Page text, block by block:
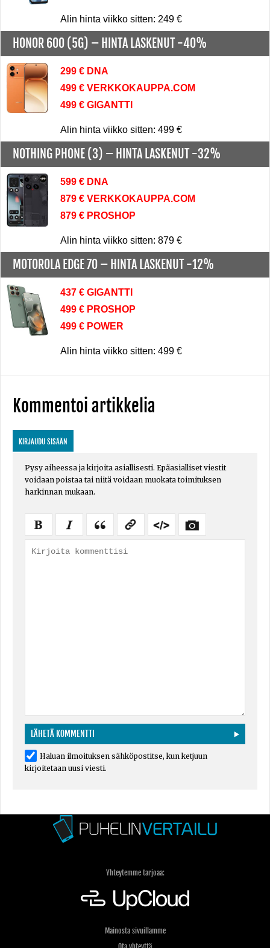
Alin hinta viikko sitten: 249 €
HONOR 600 (5G) – HINTA LASKENUT -40%
299 € DNA
499 € VERKKOKAUPPA.COM
499 € GIGANTTI
Alin hinta viikko sitten: 499 €
NOTHING PHONE (3) – HINTA LASKENUT -32%
599 € DNA
879 € VERKKOKAUPPA.COM
879 € PROSHOP
Alin hinta viikko sitten: 879 €
MOTOROLA EDGE 70 – HINTA LASKENUT -12%
437 € GIGANTTI
499 € PROSHOP
499 € POWER
Alin hinta viikko sitten: 499 €
Kommentoi artikkelia
KIRJAUDU SISÄÄN
Pysy aiheessa ja kirjoita asiallisesti. Epäasialliset viestit
voidaan poistaa tai niitä voidaan muokata toimituksen
harkinnan mukaan.
Haluan ilmoituksen sähköpostitse, kun ketjuun
kirjoitetaan uusi viesti.
Yhteytemme tarjoaa:
Mainosta sivuillamme